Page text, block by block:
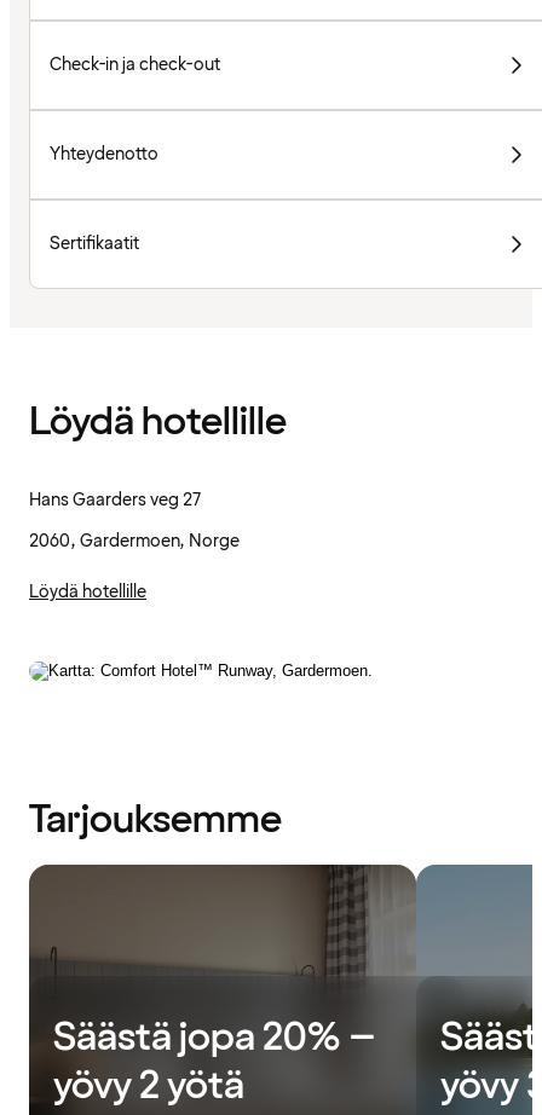
Check-in ja check-out
Yhteydenotto
Sertifikaatit
Löydä hotellille
Hans Gaarders veg 27
2060, Gardermoen, Norge
Löydä hotellille
Tarjouksemme
Säästä jopa 20% –
yövy 2 yötä
yövy